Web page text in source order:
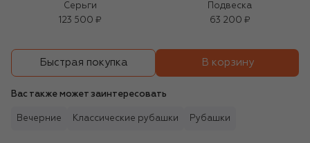
Серьги
123 500 ₽
Подвеска
63 200 ₽
Быстрая покупка В корзину
Вас также может заинтересовать
Вечерние Классические рубашки Рубашки